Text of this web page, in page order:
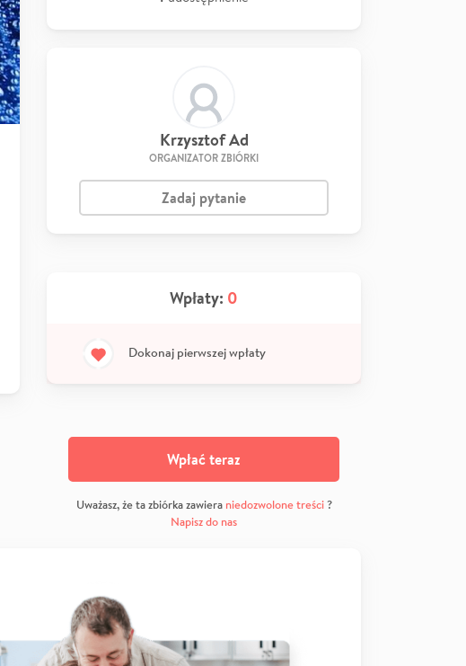
Krzysztof Ad
ORGANIZATOR ZBIÓRKI
Zadaj pytanie
Wpłaty: 0
Dokonaj pierwszej wpłaty
Wpłać teraz
Uważasz, że ta zbiórka zawiera niedozwolone treści?
Napisz do nas